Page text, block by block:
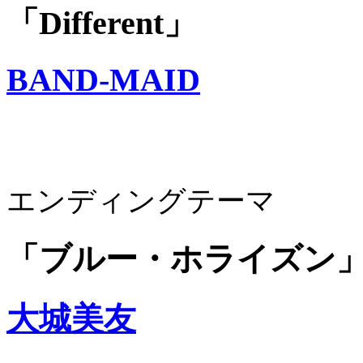
「Different」
BAND-MAID
エンディングテーマ
「ブルー・ホライズン
大城美友